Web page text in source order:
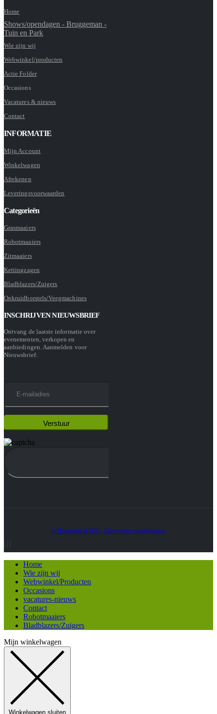
Home
Shows/opendagen - Bruggeman -
Tuin en Park
Wie zijn wij
Webwinkel/producten
Actie Folder
Occasions
Vacatures & nieuws
Contact
INFORMATIE
Mijn Account
Winkelwagen
Afrekenen
Leveringsvoorwaarden
Categorieën
Grasmaaiers
Robotmaaiers
Zitmaaiers
Kettingzagen
Bladblazers/Zuigers
Onkruidborstels/Veegmachines
INSCHRIJVEN NIEUWSBRIEF
Ontvang de laatste informatie over
evenementen, verkopen en
aanbiedingen. Aanmelden voor
Nieuwsbrief:
© Heatmedia.nl 2024. Alle rechten voorbehouden
Home
Wie zijn wij
Webwinkel/Producten
Occasions
vacatures-nieuws
Contact
Robotmaaiers
Bladblazers/Zuigers
Mijn winkelwagen
Winkelwagen sluiten